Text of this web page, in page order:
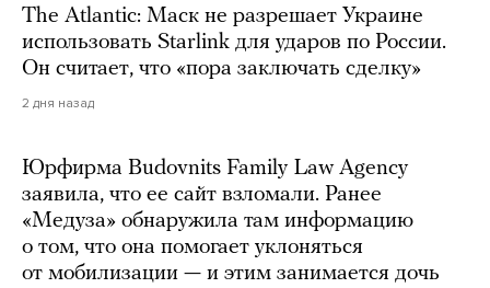
The Atlantic: Маск не разрешает Украине
использовать Starlink для ударов по России.
Он считает, что «пора заключать сделку»
2 дня назад
Юрфирма Budovnits Family Law Agency
заявила, что ее сайт взломали. Ранее
«Медуза» обнаружила там информацию
о том, что она помогает уклоняться
от мобилизации — и этим занимается дочь